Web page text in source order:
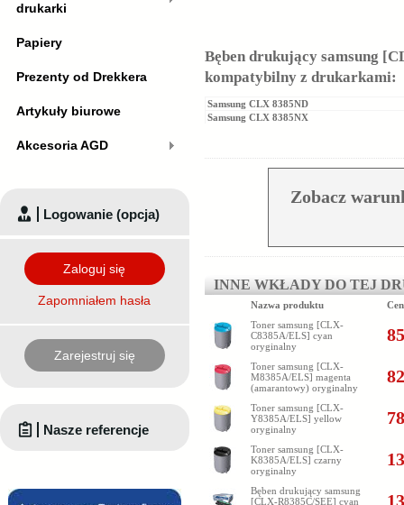
Bęben drukujący samsung
kompatybilny z drukarkami:
Samsung CLX 8385ND
Samsung CLX 8385NX
Zobacz
INNE WKŁADY DO TEJ
Nazwa produktu
Toner samsung [CLX-
C8385A/ELS] cyan
oryginalny
Toner samsung [CLX-
M8385A/ELS] magenta
(amarantowy) oryginalny
Toner samsung [CLX-
Y8385A/ELS] yellow
oryginalny
Toner samsung [CLX-
K8385A/ELS] czarny
oryginalny
Bęben drukujący samsung
[CLX-R8385C/SEE] cyan
drukarki
Papiery
Prezenty od Drekkera
Artykuły biurowe
Akcesoria AGD
Logowanie (opcja)
Zaloguj się
Zapomniałem hasła
Zarejestruj się
Nasze referencje